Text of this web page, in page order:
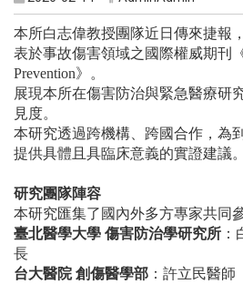
本所白志偉教授團隊近日傳來捷報
表於事故傷害領域之國際權威期刊
Prevention》。
展現本所在傷害防治與緊急醫療研
見度。
本研究透過跨機構、跨國合作，為
提供具體且具臨床意義的實證建議。
研究團隊陣容
本研究匯集了國內外多方專家共同
臺北醫學大學 傷害防治學研究所
長
台大醫院 創傷醫學部 ：許立民醫師